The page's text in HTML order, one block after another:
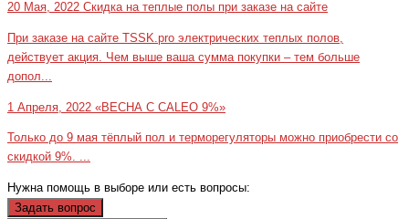
20 Мая, 2022 Скидка на теплые полы при заказе на сайте
При заказе на сайте TSSK.pro электрических теплых полов,
действует акция. Чем выше ваша сумма покупки – тем больше
допол...
1 Апреля, 2022 «ВЕСНА С CALEO 9%»
Только до 9 мая тёплый пол и терморегуляторы можно приобрести со
скидкой 9%. ...
Нужна помощь в выборе или есть вопросы:
Задать вопрос